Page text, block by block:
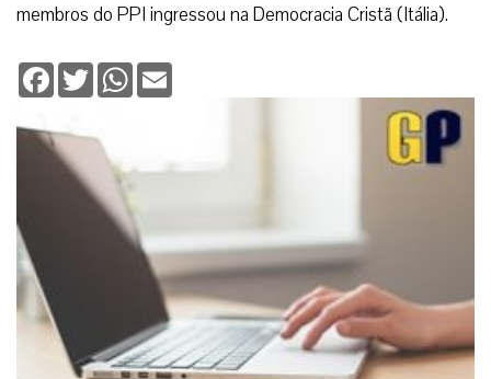
membros do PPI ingressou na Democracia Cristã (Itália).
Facebook
TwitterWhatsApp